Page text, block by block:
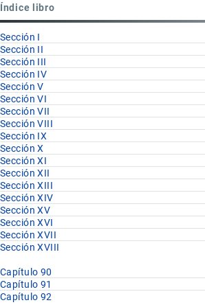
92.07
Índice libro
Sección I
Sección II
Sección III
Sección IV
Sección V
Sección VI
Sección VII
Sección VIII
Sección IX
Sección X
Sección XI
Sección XII
Sección XIII
Sección XIV
Sección XV
Sección XVI
Sección XVII
Sección XVIII
Capítulo 90
Capítulo 91
Capítulo 92